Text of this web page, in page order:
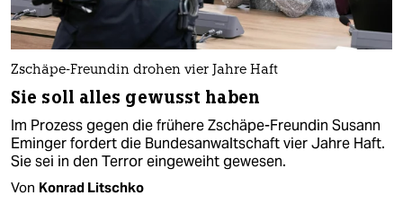
Zschäpe-Freundin drohen vier Jahre Haft
Sie soll alles gewusst haben
Im Prozess gegen die frühere Zschäpe-Freundin Susann
Eminger fordert die Bundesanwaltschaft vier Jahre Haft.
Sie sei in den Terror eingeweiht gewesen.
Von Konrad Litschko